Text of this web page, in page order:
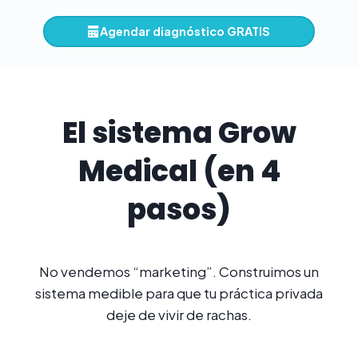
Agendar diagnóstico GRATIS
El sistema Grow
Medical (en 4
pasos)
No vendemos “marketing”. Construimos un
sistema medible para que tu práctica privada
deje de vivir de rachas.